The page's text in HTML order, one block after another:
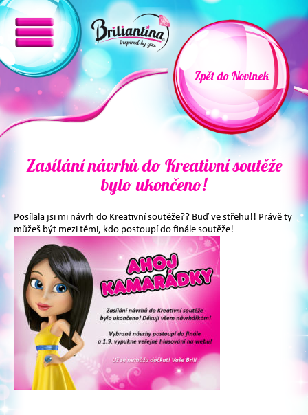
Zpět do Novinek
Zasílání návrhů do Kreativní soutěže
bylo ukončeno!
Posílala jsi mi návrh do Kreativní soutěže?? Buď ve střehu!! Právě ty
můžeš být mezi těmi, kdo postoupí do finále soutěže!